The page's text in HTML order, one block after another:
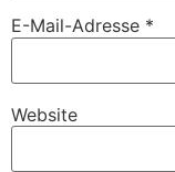
E-Mail-Adresse *
Website